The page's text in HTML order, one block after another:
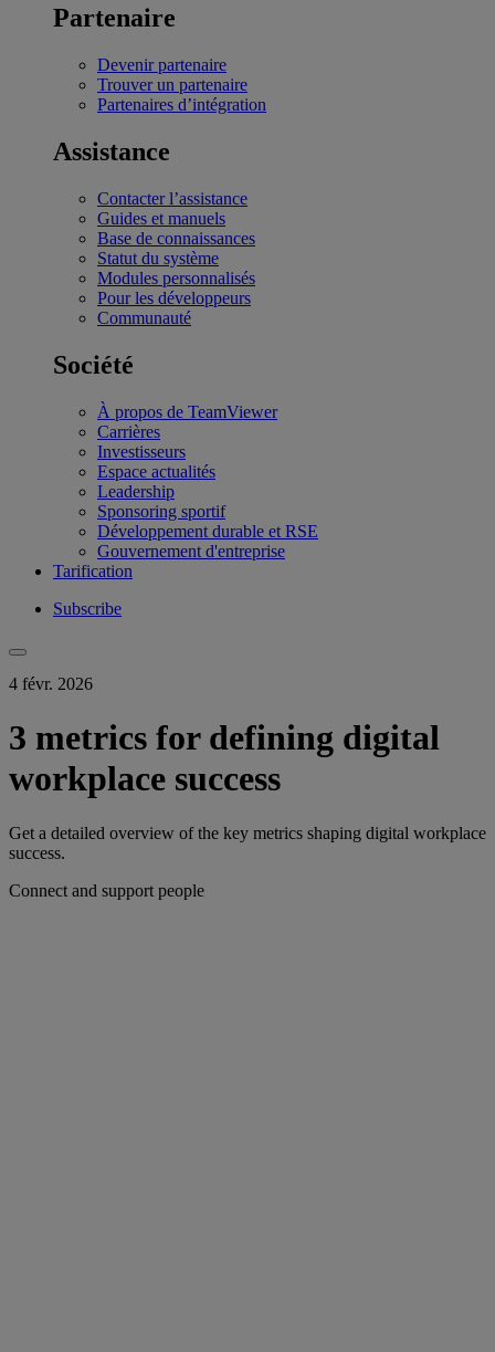
Partenaire
Devenir partenaire
Trouver un partenaire
Partenaires d’intégration
Assistance
Contacter l’assistance
Guides et manuels
Base de connaissances
Statut du système
Modules personnalisés
Pour les développeurs
Communauté
Société
À propos de TeamViewer
Carrières
Investisseurs
Espace actualités
Leadership
Sponsoring sportif
Développement durable et RSE
Gouvernement d'entreprise
Tarification
Subscribe
4 févr. 2026
3 metrics for defining digital
workplace success
Get a detailed overview of the key metrics shaping digital workplace
success.
Connect and support people